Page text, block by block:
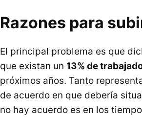
Razones para
El principal problema es que
que existan un 13% de
próximos años. Tanto
de acuerdo en que debería
no hay acuerdo es en los